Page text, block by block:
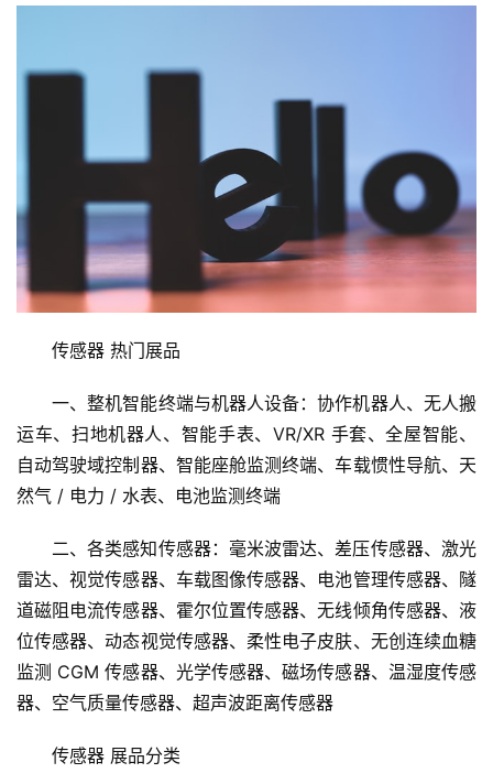
传感器 热门展品
运车、扫地机器人、智能手表、VR/XR 手套、全屋智能、
自动驾驶域控制器、智能座舱监测终端、车载惯性导航、天
然气 / 电力 / 水表、电池监测终端
二、各类感知传感器：毫米波雷达、差压传感器、激光
雷达、视觉传感器、车载图像传感器、电池管理传感器、隧
位传感器、动态视觉传感器、柔性电子皮肤、无创连续血糖